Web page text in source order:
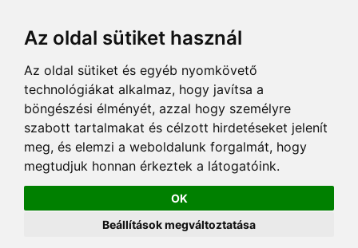
Az oldal sütiket használ
Az oldal sütiket és egyéb nyomkövető
technológiákat alkalmaz, hogy javítsa a
böngészési élményét, azzal hogy személyre
szabott tartalmakat és célzott hirdetéseket jelenít
meg, és elemzi a weboldalunk forgalmát, hogy
megtudjuk honnan érkeztek a látogatóink.
OK
Beállítások megváltoztatása